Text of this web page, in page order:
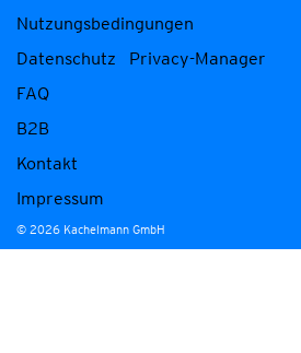
Nutzungsbedingungen
Datenschutz
Privacy-Manager
FAQ
B2B
Kontakt
Impressum
© 2026 Kachelmann GmbH